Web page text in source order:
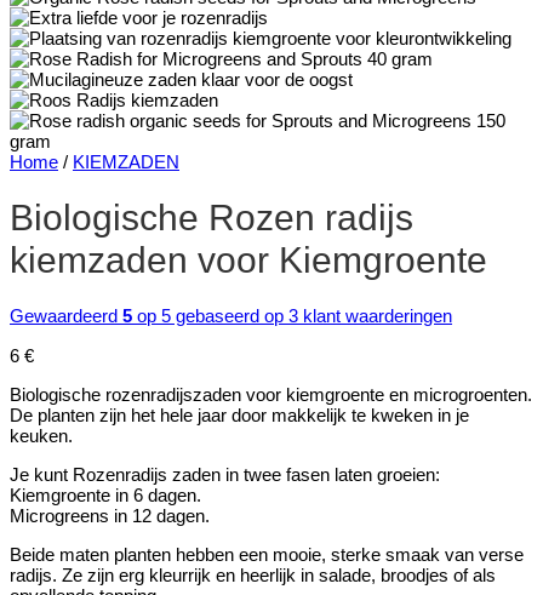
Home / KIEMZADEN
Biologische Rozen radijs
kiemzaden voor Kiemgroente
Gewaardeerd 5 op 5 gebaseerd op 3 klant waarderingen
6 €
Biologische rozenradijszaden voor kiemgroente en microgroenten.
De planten zijn het hele jaar door makkelijk te kweken in je
keuken.
Je kunt Rozenradijs zaden in twee fasen laten groeien:
Kiemgroente in 6 dagen.
Microgreens in 12 dagen.
Beide maten planten hebben een mooie, sterke smaak van verse
radijs. Ze zijn erg kleurrijk en heerlijk in salade, broodjes of als